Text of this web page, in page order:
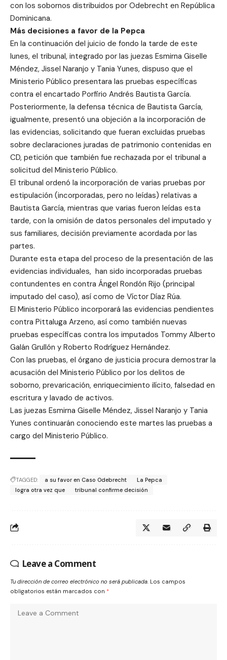
con los sobornos distribuidos por Odebrecht en República
Dominicana.
Más decisiones a favor de la Pepca
En la continuación del juicio de fondo la tarde de este
lunes, el tribunal, integrado por las juezas Esmirna Giselle
Méndez, Jissel Naranjo y Tania Yunes, dispuso que el
Ministerio Público presentara las pruebas específicas
contra el encartado Porfirio Andrés Bautista García.
Posteriormente, la defensa técnica de Bautista García,
igualmente, presentó una objeción a la incorporación de
las evidencias, solicitando que fueran excluidas pruebas
sobre declaraciones juradas de patrimonio contenidas en
CD, petición que también fue rechazada por el tribunal a
solicitud del Ministerio Público.
El tribunal ordenó la incorporación de varias pruebas por
estipulación (incorporadas, pero no leídas) relativas a
Bautista García, mientras que varias fueron leídas esta
tarde, con la omisión de datos personales del imputado y
sus familiares, decisión previamente acordada por las
partes.
Durante esta etapa del proceso de la presentación de las
evidencias individuales, han sido incorporadas pruebas
contundentes en contra Ángel Rondón Rijo (principal
imputado del caso), así como de Víctor Díaz Rúa.
El Ministerio Público incorporará las evidencias pendientes
contra Pittaluga Arzeno, así como también nuevas
pruebas específicas contra los imputados Tommy Alberto
Galán Grullón y Roberto Rodríguez Hernández.
Con las pruebas, el órgano de justicia procura demostrar la
acusación del Ministerio Público por los delitos de
soborno, prevaricación, enriquecimiento ilícito, falsedad en
escritura y lavado de activos.
Las juezas Esmirna Giselle Méndez, Jissel Naranjo y Tania
Yunes continuarán conociendo este martes las pruebas a
cargo del Ministerio Público.
TAGGED: a su favor en Caso Odebrecht
La Pepca
logra otra vez que
tribunal confirme decisión
Leave a Comment
Tu dirección de correo electrónico no será publicada. Los campos
obligatorios están marcados con *